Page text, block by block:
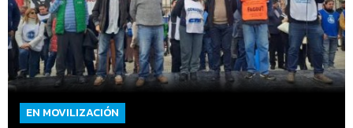
EN MOVILIZACIÓN